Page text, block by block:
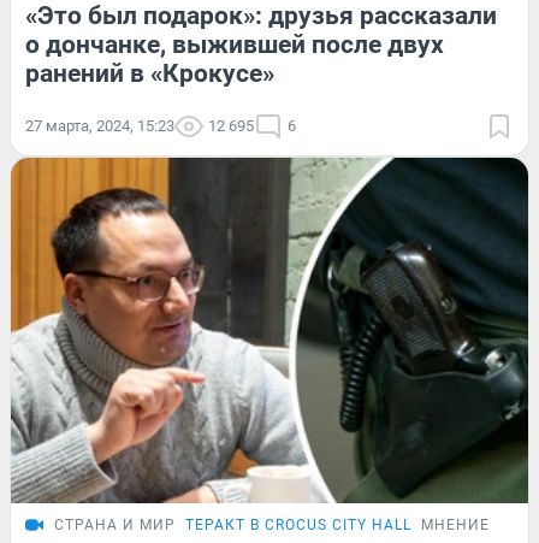
«Это был подарок»: друзья рассказали
о дончанке, выжившей после двух
ранений в «Крокусе»
27 марта, 2024, 15:23 12 695 6
СТРАНА И МИР ТЕРАКТ В CROCUS CITY HALL МНЕНИЕ